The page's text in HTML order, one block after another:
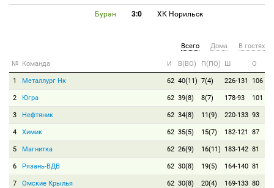
Буран 3:0 ХК Норильск
Всего Дома В гостях
№ Команда И В(ВО) П(ПО) Ш О
1 Металлург Нк 62 40(11) 7(4) 226-131 106
2 Югра 62 39(8) 8(7) 178-93 101
3 Нефтяник 62 34(8) 11(9) 220-133 93
4 Химик 62 35(5) 15(7) 182-121 87
5 Магнитка 62 26(9) 16(11) 183-142 81
6 Рязань-ВДВ 62 30(8) 19(5) 164-140 81
7 Омские Крылья 62 30(8) 20(4) 169-133 80